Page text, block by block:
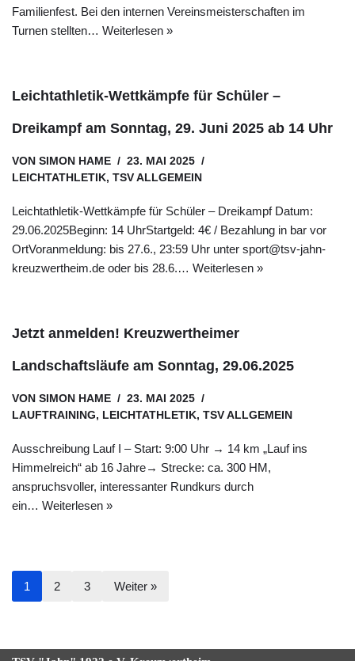
Familienfest. Bei den internen Vereinsmeisterschaften im
Turnen stellten… Weiterlesen »
Leichtathletik-Wettkämpfe für Schüler –
Dreikampf am Sonntag, 29. Juni 2025 ab 14 Uhr
VON SIMON HAME
23. MAI 2025
LEICHTATHLETIK, TSV ALLGEMEIN
Leichtathletik-Wettkämpfe für Schüler – Dreikampf Datum:
29.06.2025Beginn: 14 UhrStartgeld: 4€ / Bezahlung in bar vor
OrtVoranmeldung: bis 27.6., 23:59 Uhr unter sport@tsv-jahn-
kreuzwertheim.de oder bis 28.6.… Weiterlesen »
Jetzt anmelden! Kreuzwertheimer
Landschaftsläufe am Sonntag, 29.06.2025
VON SIMON HAME
23. MAI 2025
LAUFTRAINING, LEICHTATHLETIK, TSV ALLGEMEIN
Ausschreibung Lauf I – Start: 9:00 Uhr → 14 km „Lauf ins
Himmelreich“ ab 16 Jahre→ Strecke: ca. 300 HM,
anspruchsvoller, interessanter Rundkurs durch
ein… Weiterlesen »
1 2 3 Weiter »